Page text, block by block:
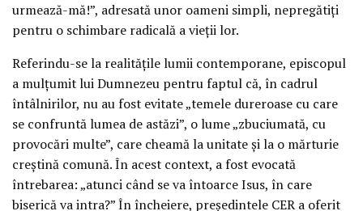
urmează-mă!”, adresată unor oameni simpli, nepregătiți
pentru o schimbare radicală a vieții lor.
Referindu-se la realitățile lumii contemporane, episcopul
a mulțumit lui Dumnezeu pentru faptul că, în cadrul
întâlnirilor, nu au fost evitate „temele dureroase cu care
se confruntă lumea de astăzi”, o lume „zbuciumată, cu
provocări multe”, care cheamă la unitate și la o mărturie
creștină comună. În acest context, a fost evocată
întrebarea: „atunci când se va întoarce Isus, în care
biserică va intra?” În încheiere, președintele CER a oferit